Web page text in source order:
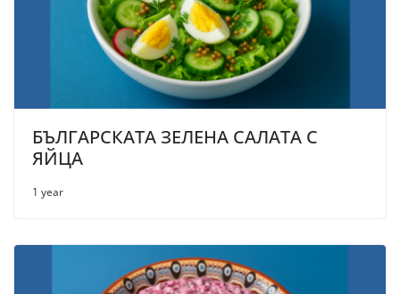
БЪЛГАРСКАТА ЗЕЛЕНА САЛАТА С
ЯЙЦА
1 year